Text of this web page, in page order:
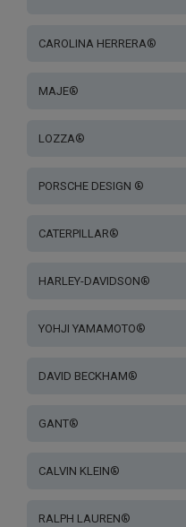
CAROLINA HERRERA®
MAJE®
LOZZA®
PORSCHE DESIGN ®
CATERPILLAR®
HARLEY-DAVIDSON®
YOHJI YAMAMOTO®
DAVID BECKHAM®
GANT®
CALVIN KLEIN®
RALPH LAUREN®